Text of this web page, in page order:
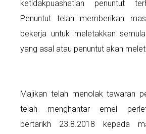
ketidakpuashatian penuntut
Penuntut telah memberikan
bekerja untuk meletakkan
yang asal atau penuntut akan
Majikan telah menolak tawaran
telah menghantar emel
bertarikh 23.8.2018 kepada